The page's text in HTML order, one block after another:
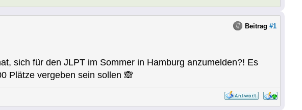
Beitrag #1
sich für den JLPT im Sommer in Hamburg anzumelden?! Es
Plätze vergeben sein sollen 🙈